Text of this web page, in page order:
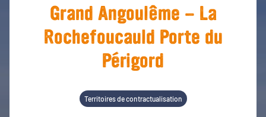
Grand Angoulême - La
Rochefoucauld Porte du
Périgord
Territoires de contractualisation